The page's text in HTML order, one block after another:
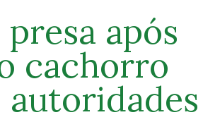
após
cachorro
autoridades